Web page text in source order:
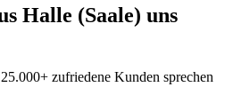
Halle (Saale) uns
zufriedene Kunden sprechen